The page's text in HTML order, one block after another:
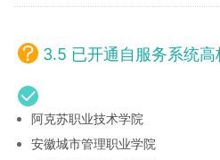
3.5 已开通自服务系统高
阿克苏职业技术学院
安徽城市管理职业学院